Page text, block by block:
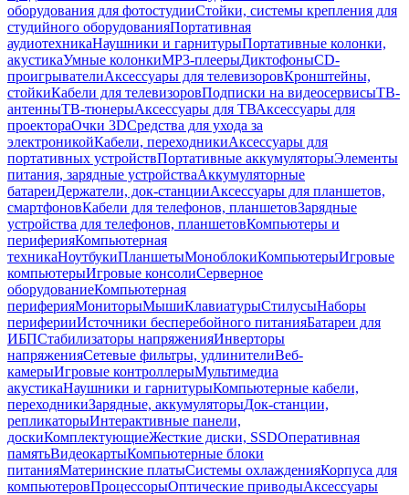
оборудования для фотостудииСтойки, системы крепления для
студийного оборудованияПортативная
аудиотехникаНаушники и гарнитурыПортативные колонки,
акустикаУмные колонкиMP3-плеерыДиктофоныCD-
проигрывателиАксессуары для телевизоровКронштейны,
стойкиКабели для телевизоровПодписки на видеосервисыТВ-
антенныТВ-тюнерыАксессуары для ТВАксессуары для
проектораОчки 3DСредства для ухода за
электроникойКабели, переходникиАксессуары для
портативных устройствПортативные аккумуляторыЭлементы
питания, зарядные устройстваАккумуляторные
батареиДержатели, док-станцииАксессуары для планшетов,
смартфоновКабели для телефонов, планшетовЗарядные
устройства для телефонов, планшетовКомпьютеры и
периферияКомпьютерная
техникаНоутбукиПланшетыМоноблокиКомпьютерыИгровые
компьютерыИгровые консолиСерверное
оборудованиеКомпьютерная
периферияМониторыМышиКлавиатурыСтилусыНаборы
периферииИсточники бесперебойного питанияБатареи для
ИБПСтабилизаторы напряженияИнверторы
напряженияСетевые фильтры, удлинителиВеб-
камерыИгровые контроллерыМультимедиа
акустикаНаушники и гарнитурыКомпьютерные кабели,
переходникиЗарядные, аккумуляторыДок-станции,
репликаторыИнтерактивные панели,
доскиКомплектующиеЖесткие диски, SSDОперативная
памятьВидеокартыКомпьютерные блоки
питанияМатеринские платыСистемы охлажденияКорпуса для
компьютеровПроцессорыОптические приводыАксессуары